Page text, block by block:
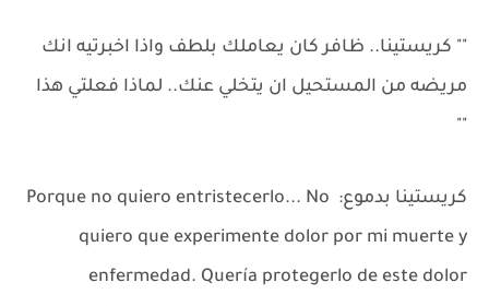
"" كريستينا.. ظافر كان يعاملك بلطف واذا اخبرتيه انك
مريضه من المستحيل ان يتخلي عنك.. لماذا فعلتي هذا
""
كريستينا بدموع: Porque no quiero entristecerlo... No
quiero que experimente dolor por mi muerte y
enfermedad. Quería protegerlo de este dolor